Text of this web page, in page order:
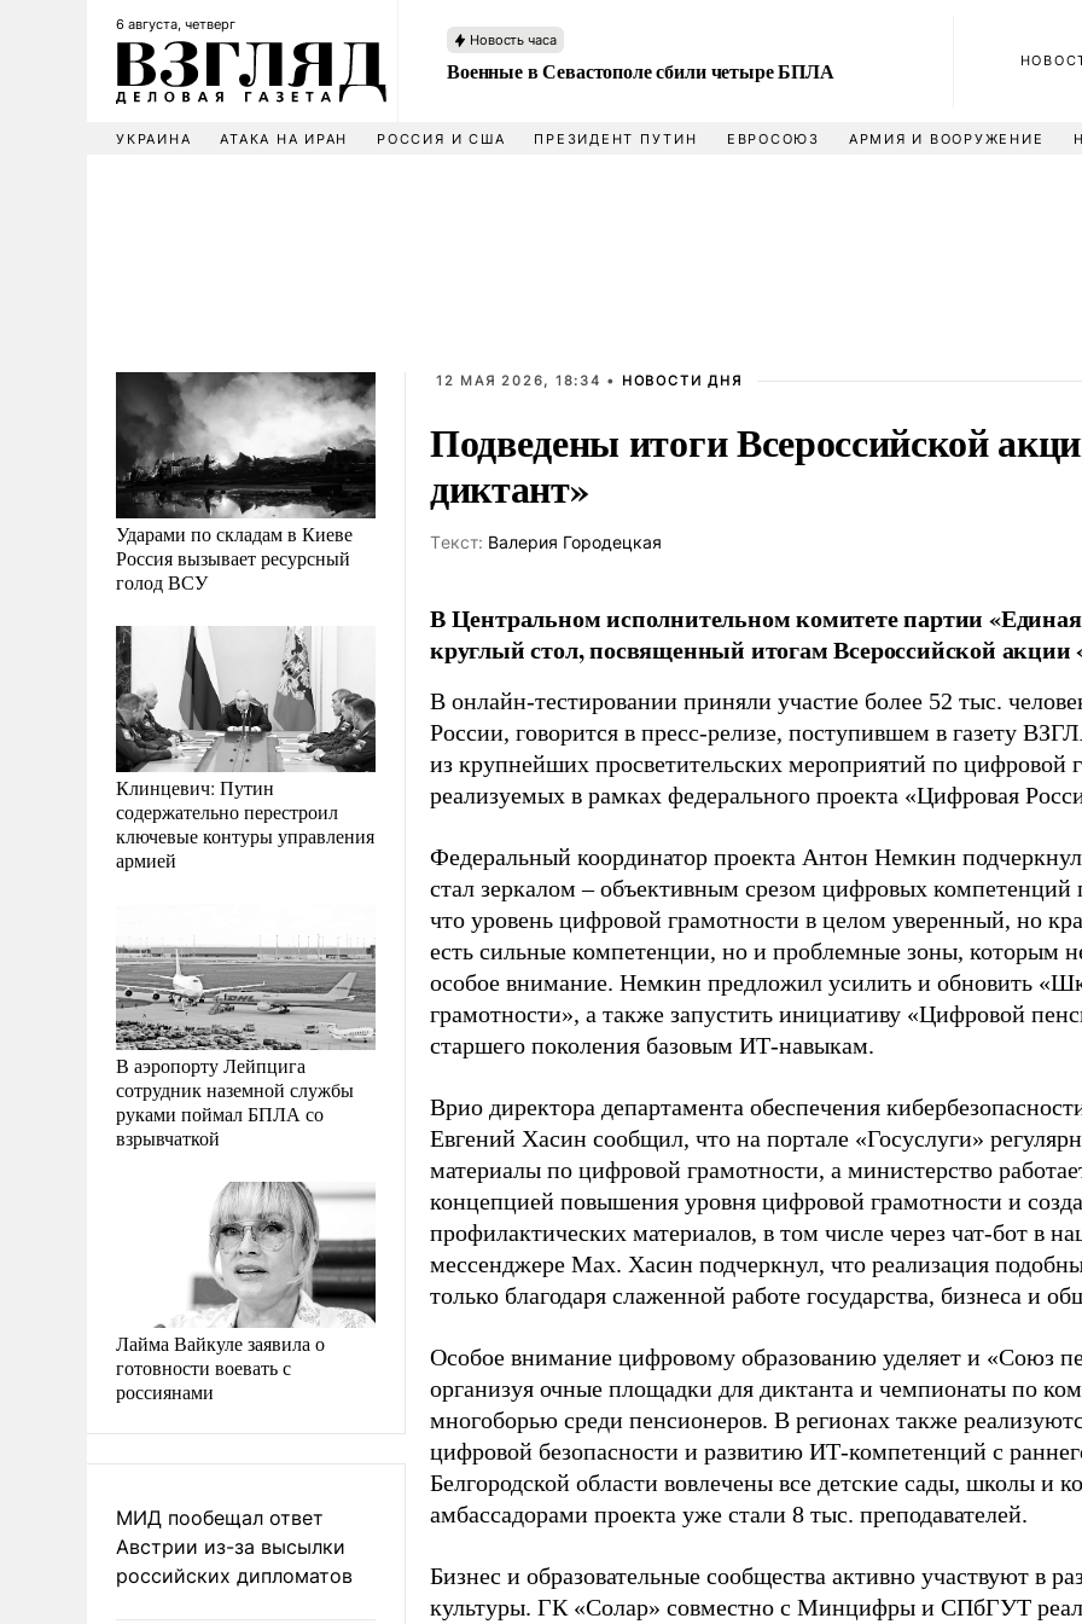
6 августа, четверг
Новость часа
Военные в Севастополе сбили четыре БПЛА
УКРАИНА АТАКА НА ИРАН РОССИЯ И США ПРЕЗИДЕНТ ПУТИН ЕВРОСОЮЗ АРМИЯ И ВООРУЖЕНИЕ
Ударами по складам в Киеве
Россия вызывает ресурсный
голод ВСУ
Клинцевич: Путин
содержательно перестроил
ключевые контуры управления
армией
В аэропорту Лейпцига
сотрудник наземной службы
руками поймал БПЛА со
взрывчаткой
Лайма Вайкуле заявила о
готовности воевать с
россиянами
МИД пообещал ответ
Австрии из-за высылки
российских дипломатов
12 МАЯ 2026, 18:34 • НОВОСТИ ДНЯ
Подведены итоги Всероссийской
диктант»
Tекст: Валерия Городецкая
В Центральном исполнительном комитете партии
круглый стол, посвященный итогам Всероссийской
В онлайн-тестировании приняли участие более 52 тыс.
России, говорится в пресс-релизе, поступившем в газету
из крупнейших просветительских мероприятий по цифровой
реализуемых в рамках федерального проекта «Цифровая
Федеральный координатор проекта Антон Немкин
стал зеркалом – объективным срезом цифровых
что уровень цифровой грамотности в целом уверенный, но
есть сильные компетенции, но и проблемные зоны, которым
особое внимание. Немкин предложил усилить и обновить
грамотности», а также запустить инициативу «Цифровой
старшего поколения базовым ИТ-навыкам.
Врио директора департамента обеспечения
Евгений Хасин сообщил, что на портале «Госуслуги»
материалы по цифровой грамотности, а министерство
концепцией повышения уровня цифровой грамотности и
профилактических материалов, в том числе через чат-бот в
мессенджере Max. Хасин подчеркнул, что реализация
только благодаря слаженной работе государства, бизнеса и
Особое внимание цифровому образованию уделяет и «Союз
организуя очные площадки для диктанта и чемпионаты по
многоборью среди пенсионеров. В регионах также
цифровой безопасности и развитию ИТ-компетенций с
Белгородской области вовлечены все детские сады, школы и
амбассадорами проекта уже стали 8 тыс. преподавателей.
Бизнес и образовательные сообщества активно участвуют в
культуры. ГК «Солар» совместно с Минцифры и СПбГУТ